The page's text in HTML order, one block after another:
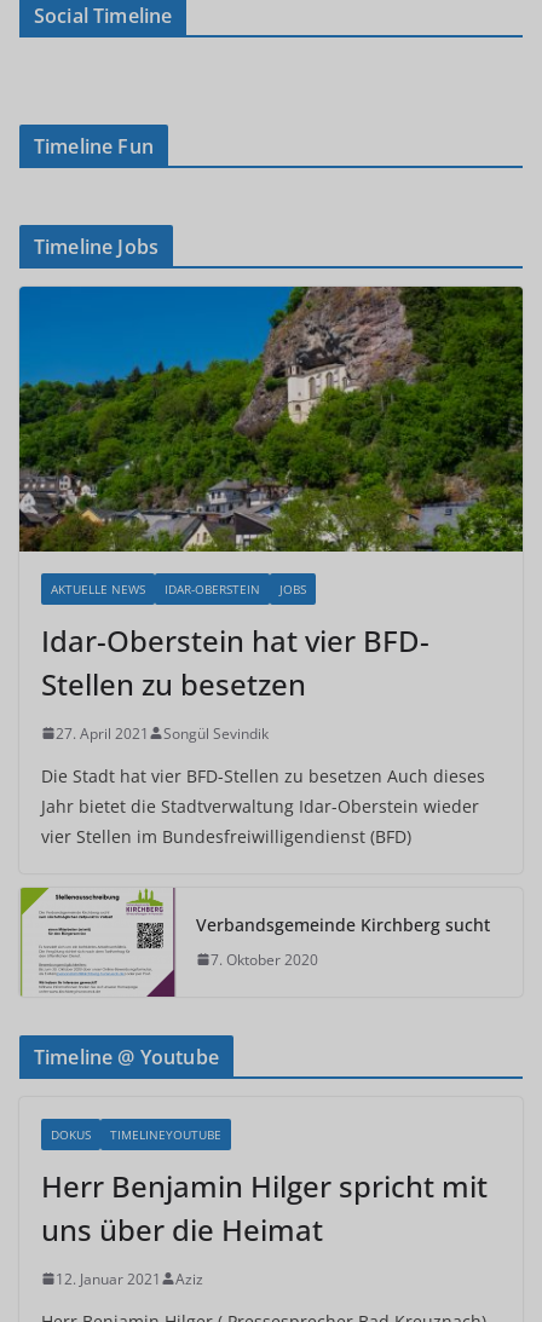
Social Timeline
Timeline Fun
Timeline Jobs
AKTUELLE NEWS IDAR-OBERSTEIN JOBS
Idar-Oberstein hat vier BFD-
Stellen zu besetzen
27. April 2021 Songül Sevindik
Die Stadt hat vier BFD-Stellen zu besetzen Auch dieses
Jahr bietet die Stadtverwaltung Idar-Oberstein wieder
vier Stellen im Bundesfreiwilligendienst (BFD)
Verbandsgemeinde Kirchberg sucht
7. Oktober 2020
Timeline @ Youtube
DOKUS TIMELINEYOUTUBE
Herr Benjamin Hilger spricht mit
uns über die Heimat
12. Januar 2021 Aziz